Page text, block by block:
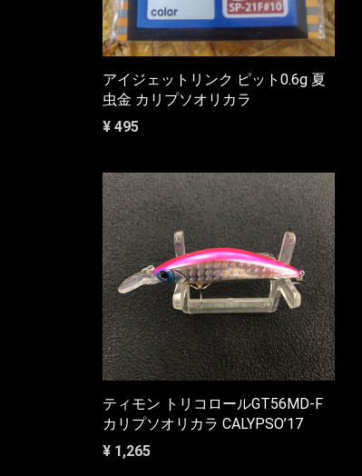
アイジェットリンク ピット0.6g 夏
虫金 カリプソオリカラ
¥ 495
ティモン トリコロールGT56MD-F
カリプソオリカラ CALYPSO’17
¥ 1,265